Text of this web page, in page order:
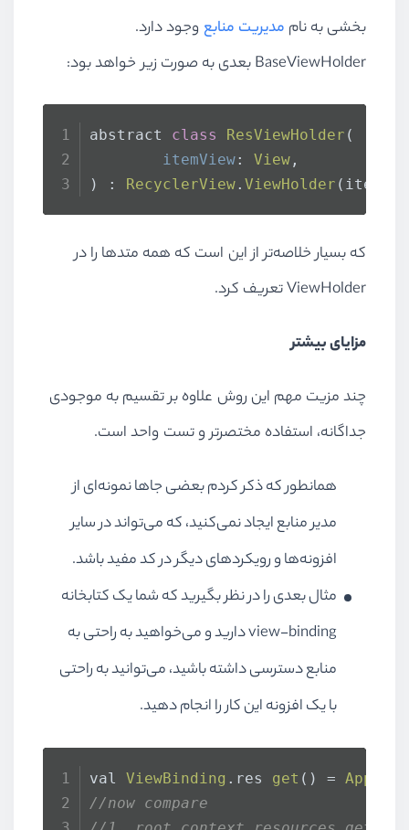
بخشی به نام مدیریت منابع وجود دارد.
BaseViewHolderبعدی به صورت زیر خواهد بود:
abstract class ResViewHolder (
itemView: View ,
) : RecyclerView.ViewHolder
که بسیار خلاصه‌تر از این است که همه متدها را در
ViewHolderتعریف کرد.
مزایای بیشتر
چند مزیت مهم این روش علاوه بر تقسیم به موجودی
جداگانه، استفاده مختصرتر و تست واحد است.
همانطور که ذکر کردم بعضی جاها نمونه‌ای از
مدیر منابع ایجاد نمی‌کنید، که می‌تواند در سایر
افزونه‌ها و رویکردهای دیگر در کد مفید باشد.
مثال بعدی را در نظر بگیرید که شما یک کتابخانه
view-bindingدارید و می‌خواهید به راحتی به
منابع دسترسی داشته باشید، می‌توانید به راحتی
با یک افزونه این کار را انجام دهید.
val ViewBinding . res get () =
//now compare